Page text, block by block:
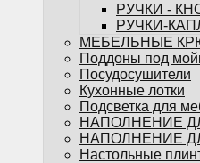
Планки
Планки для
фартуков
Планки для
Кухонный Цоколь
РУЧКИ -
РУЧКИ-
МЕБЕЛЬНЫЕ
Поддоны под
Посудосушители
Кухонные лотки
Подсветка для
НАПОЛНЕНИЕ
НАПОЛНЕНИЕ
Настольные